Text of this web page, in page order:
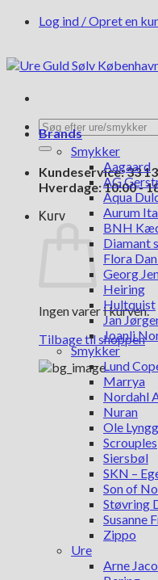
FortsætLog ind / Opret en
Søg
efter:
Kundeservice: 33
Hverdage: 10:00 -
Kurv
Ingen varer i kurven.
Tilbage til shoppen
Brands
Smykker
Aagaard
AG
Aqua
Aurum
BNH
Diamant
Flora
Georg
Heiring
Hultquist
Jan
Joanli
Smykker
Lund
Marrya
Nordahl
Nuran
Ole
Scrouples
Siersbøl
SKN –
Son of
Støvring
Susanne
Zippo
Ure
Arne